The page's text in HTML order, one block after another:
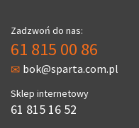
Zadzwoń do nas:
61 815 00 86
bok@sparta.com.pl
Sklep internetowy
61 815 16 52